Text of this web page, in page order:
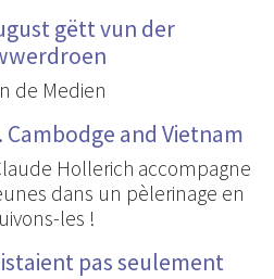
gëtt vun der
de Medien
Cambodge and Vietnam
Hollerich accompagne
dans un pèlerinage en
les !
pas seulement